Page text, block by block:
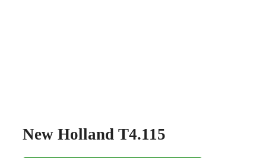
New Holland T4.115